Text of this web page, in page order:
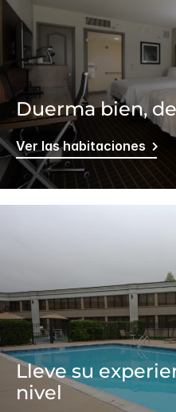
Duerma bien,
Ver las habitaciones
Lleve su
nivel